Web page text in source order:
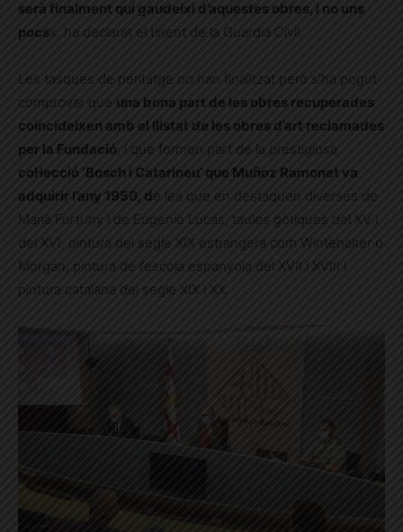
serà finalment qui gaudeixi d’aquestes obres, i no uns
pocs«, ha declarat el tinent de la Guardia Civil.
Les tasques de peritatge no han finalitzat però s’ha pogut
comprovar que una bona part de les obres recuperades
coincideixen amb el llistat de les obres d’art reclamades
per la Fundació , i que formen part de la prestigiosa
col·lecció ‘Bosch i Catarineu’ que Muñoz Ramonet va
adquirir l’any 1950, d e les que en destaquen diverses de
Marià Fortuny i de Eugenio Lucas, taules gòtiques del XV i
del XVI, pintura del segle XIX estrangera com Wintehalter o
Morgan, pintura de l’escola espanyola del XVII i XVIII i
pintura catalana del segle XIX i XX.